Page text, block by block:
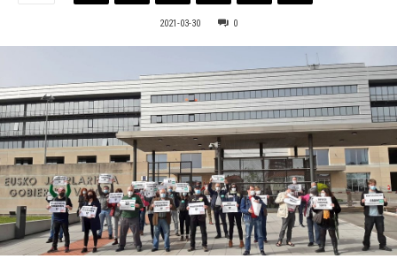
2021-03-30 0